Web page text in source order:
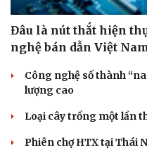
Văn hóa
Văn học
Âm nhạc
Di sản
Đâu là nút thắt hiện
nghệ bán dẫn Việt
Công nghệ số thành
lượng cao
Loại cây trồng một lần
Phiên chợ HTX tại Thái